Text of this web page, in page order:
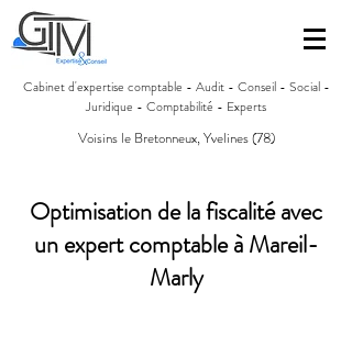
Cabinet d'expertise comptable - Audit - Conseil - Social -
Juridique - Comptabilité - Experts
Voisins le Bretonneux, Yvelines (78)
Optimisation de la fiscalité avec
un expert comptable à Mareil-
Marly